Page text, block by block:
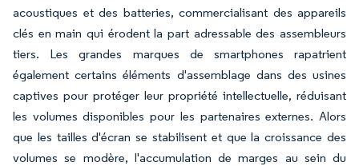
acoustiques et des batteries, commercialisant des appareils
clés en main qui érodent la part adressable des assembleurs
tiers. Les grandes marques de smartphones rapatrient
également certains éléments d'assemblage dans des usines
captives pour protéger leur propriété intellectuelle, réduisant
les volumes disponibles pour les partenaires externes. Alors
que les tailles d'écran se stabilisent et que la croissance des
volumes se modère, l'accumulation de marges au sein du